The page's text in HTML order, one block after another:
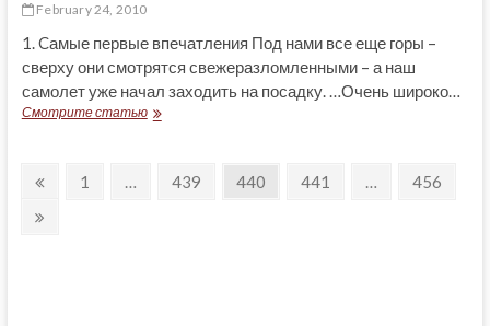
February 24, 2010
1. Cамые первые впечатления Под нами все еще горы –
сверху они смотрятся свежеразломленными – а наш
самолет уже начал заходить на посадку. …Очень широко…
Смотрите статьюВАНКУВЕР:
Posts
pagination
Previous
Page
1 … Page
439 Page
440 Page
441 … Page
456
Next